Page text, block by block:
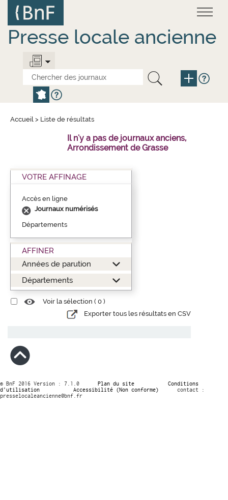
contenu
principal
Presse locale ancienne
Accueil > Liste de résultats
Il n'y a pas de journaux anciens,
Arrondissement de Grasse
VOTRE AFFINAGE
Accès en ligne
Journaux numérisés
Départements
AFFINER
Années de parution
Départements
Voir la sélection ( 0 )
Exporter tous les résultats en CSV
© BnF 2016 Version : 7.1.0 Plan du site
Conditions
d’utilisation
Accessibilité (Non conforme)
contact :
presselocaleancienne@bnf.fr
Panneau de gestion des cookies